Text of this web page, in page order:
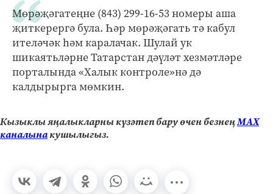
Мөрәҗәгатеңне (843) 299-16-53 номеры аша
җиткерергә була. Һәр мөрәҗәгать тә кабул
ителәчәк һәм каралачак. Шулай ук
шикаятьләрне Татарстан дәүләт хезмәтләре
порталында «Халык контроле»нә дә
калдырырга мөмкин.
Кызыклы яңалыкларны күзәтеп бару өчен безнеңМАХ
каналынакушылыгыз.